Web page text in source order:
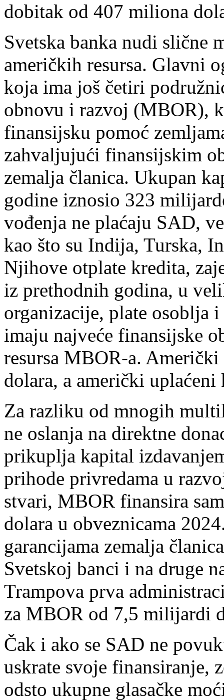
dobitak od 407 miliona
Svetska banka nudi slične
američkih resursa. Glavni
koja ima još četiri
obnovu i razvoj (MBOR),
finansijsku pomoć
zahvaljujući finansijskim
zemalja članica. Ukupan
godine iznosio 323
vođenja ne plaćaju SAD,
kao što su Indija, Turska,
Njihove otplate kredita,
iz prethodnih godina, u
organizacije, plate osoblja
imaju najveće finansijske
resursa MBOR-a.
dolara, a američki
Za razliku od mnogih
ne oslanja na direktne
prikuplja kapital
prihode privredama u
stvari, MBOR finansira
dolara u obveznicama
garancijama zemalja
Svetskoj banci i na druge
Trampova prva
za MBOR od 7,5 milijardi
Čak i ako se SAD ne
uskrate svoje finansiranje,
odsto ukupne glasačke